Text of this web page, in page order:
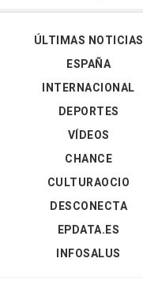
ÚLTIMAS NOTICIAS
ESPAÑA
INTERNACIONAL
DEPORTES
VÍDEOS
CHANCE
CULTURAOCIO
DESCONECTA
EPDATA.ES
INFOSALUS